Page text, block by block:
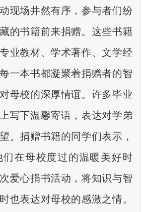
现场井然有序，参与者们纷
的书籍前来捐赠。这些书籍
业教材、学术著作、文学经
一本书都凝聚着捐赠者的智
母校的深厚情谊。许多毕业
写下温馨寄语，表达对学弟
。捐赠书籍的同学们表示，
在母校度过的温暖美好时
爱心捐书活动，将知识与智
也表达对母校的感激之情。